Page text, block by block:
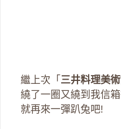
繼上次「 三井料理美
繞了一圈又繞到我信
就再來一彈趴兔吧!